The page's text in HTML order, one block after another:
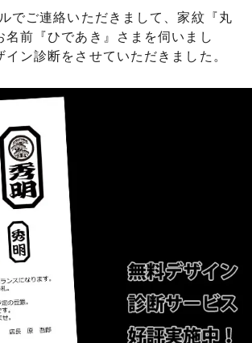
でご連絡いただきまして、家紋『丸
名前『ひであき』さまを伺いまし
イン診断をさせていただきました。